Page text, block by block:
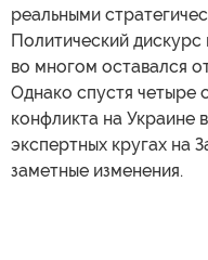
реальными
Политический
во многом оставался
Однако спустя четыре
конфликта на Украине
экспертных кругах на
заметные изменения.